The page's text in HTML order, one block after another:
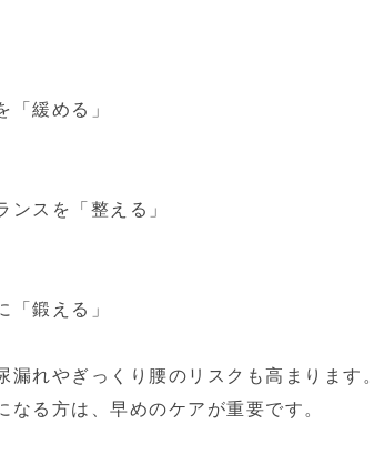
「緩める」
スを「整える」
「鍛える」
れやぎっくり腰のリスクも高まります。
る方は、早めのケアが重要です。